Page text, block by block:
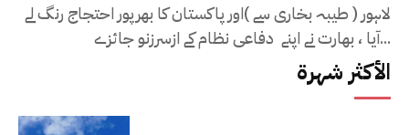
لاہور ( طیبہ بخاری سے )اور پاکستان کا بھرپور احتجاج رنگ لے
آیا ، بھارت نے اپنے دفاعی نظام کے ازسرزنو جائزے...
الأكثر شهرة